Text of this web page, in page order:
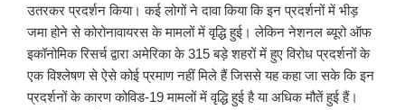
उतरकर प्रदर्शन किया। कई लोगों ने दावा किया कि इन प्रदर्शनों में भीड़
जमा होने से कोरोनावायरस के मामलों में वृद्धि हुई। लेकिन नेशनल ब्यूरो ऑफ
इकॉनोमिक रिसर्च द्वारा अमेरिका के 315 बड़े शहरों में हुए विरोध प्रदर्शनों के
एक विश्लेषण से ऐसे कोई प्रमाण नहीं मिले हैं जिससे यह कहा जा सके कि इन
प्रदर्शनों के कारण कोविड-19 मामलों में वृद्धि हुई है या अधिक मौतें हुई हैं।